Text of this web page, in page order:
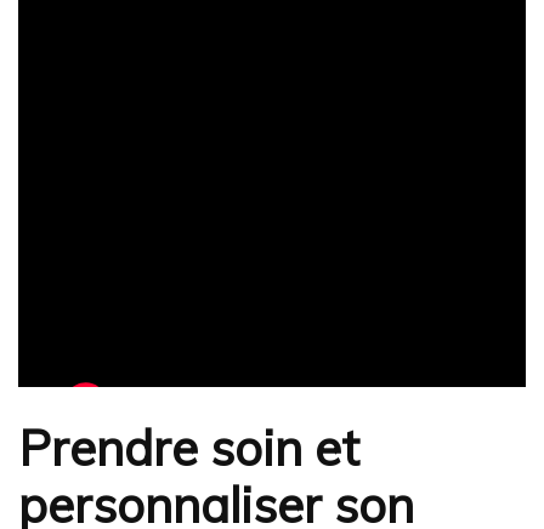
Prendre soin et
personnaliser son